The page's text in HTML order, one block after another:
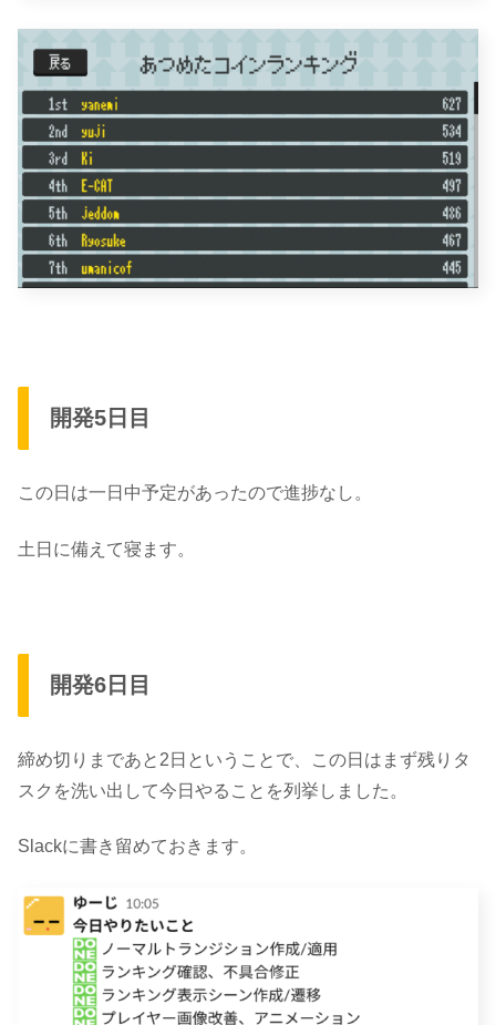
開発5日目
この日は一日中予定があったので進捗なし。
土日に備えて寝ます。
開発6日目
締め切りまであと2日ということで、この日はまず残りタ
スクを洗い出して今日やることを列挙しました。
Slackに書き留めておきます。